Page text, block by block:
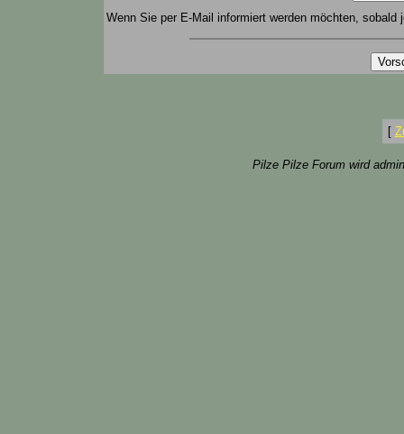
Wenn Sie per E-Mail informiert werden möchten,
[
Pilze Pilze Forum wird